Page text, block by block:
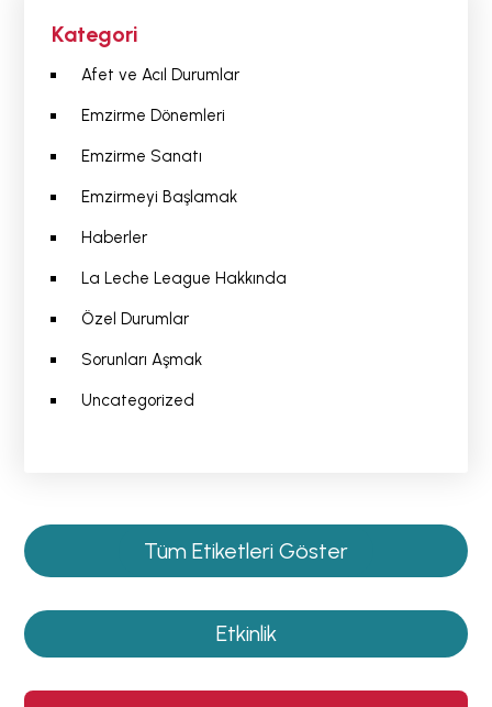
Kategori
Afet ve Acıl Durumlar
Emzirme Dönemleri
Emzirme Sanatı
Emzirmeyi Başlamak
Haberler
La Leche League Hakkında
Özel Durumlar
Sorunları Aşmak
Uncategorized
Tüm Etiketleri Göster
Etkinlik